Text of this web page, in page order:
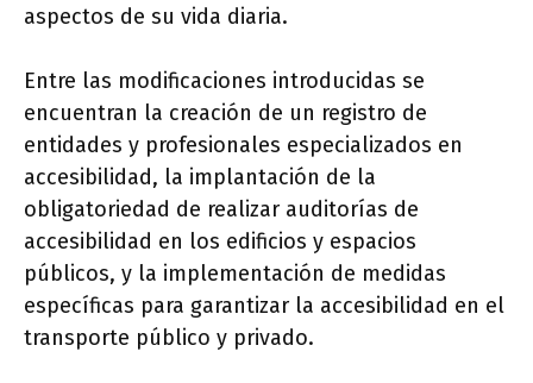
aspectos de su vida diaria.
Entre las modificaciones introducidas se
encuentran la creación de un registro de
entidades y profesionales especializados en
accesibilidad, la implantación de la
obligatoriedad de realizar auditorías de
accesibilidad en los edificios y espacios
públicos, y la implementación de medidas
específicas para garantizar la accesibilidad en el
transporte público y privado.